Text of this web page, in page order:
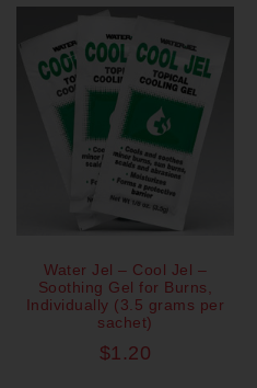
Water Jel – Cool Jel –
Soothing Gel for Burns,
Individually (3.5 grams per
sachet)
$1.20